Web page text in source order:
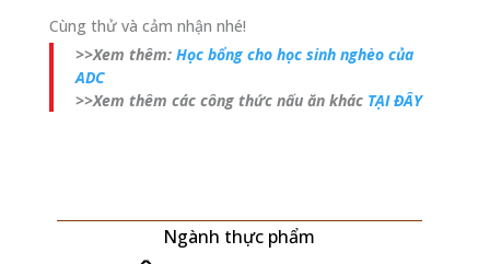
Cùng thử và cảm nhận nhé!
>>Xem thêm: Học bổng cho học sinh nghèo của
ADC
>>Xem thêm các công thức nấu ăn khácTẠI ĐÂY
Ngành thực phẩm